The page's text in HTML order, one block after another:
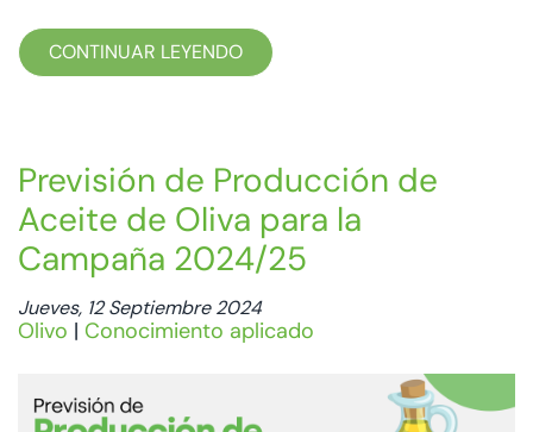
CONTINUAR LEYENDO
Previsión de Producción de
Aceite de Oliva para la
Campaña 2024/25
Jueves, 12 Septiembre 2024
Olivo | Conocimiento aplicado